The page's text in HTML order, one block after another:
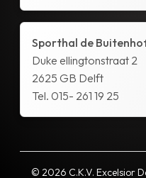
Sporthal de
Duke ellingtonstraat 2
2625 GB Delft
Tel. 015- 261 19 25
© 2026 C.K.V. Excelsior